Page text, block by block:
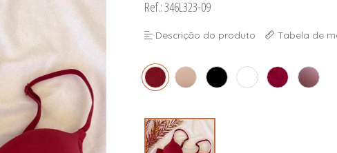
Ref.: 346L323-09
Descrição do produto Tabela de